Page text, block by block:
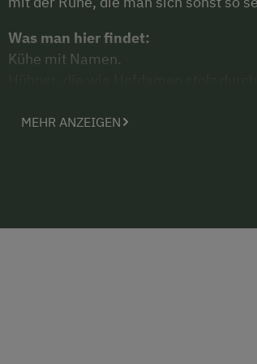
Was man hier findet:
Kühe mit Namen.
lässt.
MEHR ANZEIGEN